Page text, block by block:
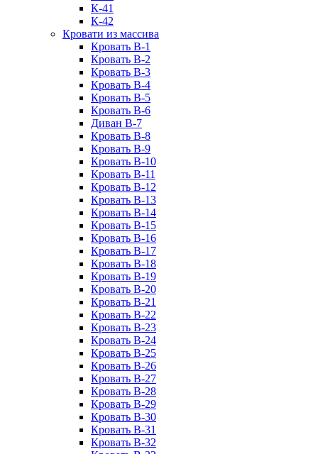
К-41
К-42
Кровати из массива
Кровать В-1
Кровать В-2
Кровать В-3
Кровать В-4
Кровать В-5
Кровать В-6
Диван В-7
Кровать В-8
Кровать В-9
Кровать В-10
Кровать В-11
Кровать В-12
Кровать В-13
Кровать В-14
Кровать В-15
Кровать В-16
Кровать В-17
Кровать В-18
Кровать В-19
Кровать В-20
Кровать В-21
Кровать В-22
Кровать В-23
Кровать В-24
Кровать В-25
Кровать В-26
Кровать В-27
Кровать В-28
Кровать В-29
Кровать В-30
Кровать В-31
Кровать В-32